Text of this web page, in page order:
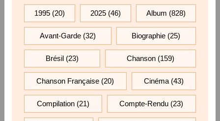
1995(20) 2025 (46) Album (828)
Avant-Garde(32) Biographie (25)
Brésil(23) Chanson (159)
Chanson Française (20) Cinéma(43)
Compilation(21) Compte-Rendu (23)